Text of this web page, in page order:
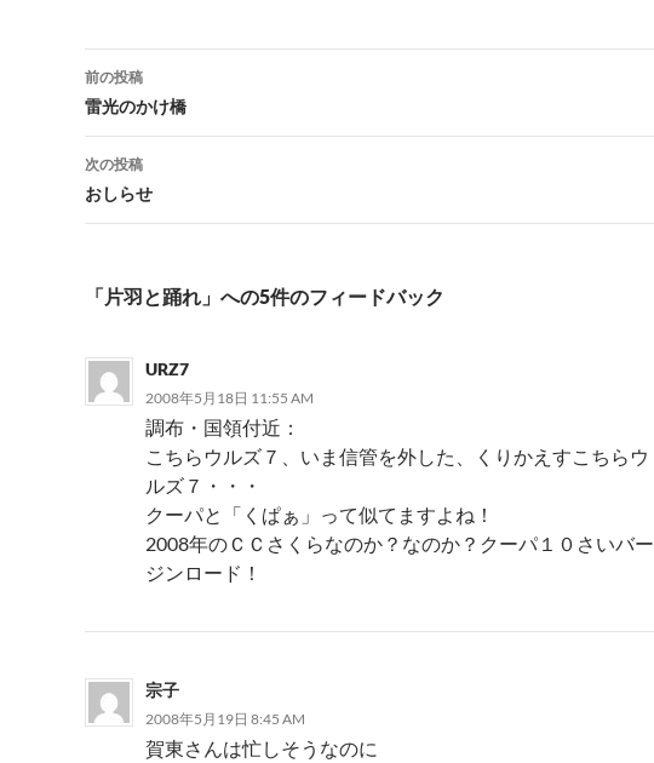
投
稿
ナ
ビ
ゲ
ー
ョ
ン
前の投稿
雷光のかけ橋
次の投稿
おしらせ
「片羽と踊れ」への5件のフィードバック
URZ7
2008年5月18日 11:55 AM
調布・国領付近：
こちらウルズ７、いま信管を外した、くりかえすこちらウ
ルズ７・・・
クーパと「くぱぁ」って似てますよね！
2008年のＣＣさくらなのか？なのか？クーパ１０さいバー
ジンロード！
宗子
2008年5月19日 8:45 AM
賀東さんは忙しそうなのに